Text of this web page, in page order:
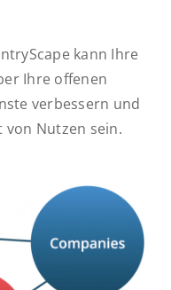
kann Ihre
Ihre offenen
verbessern und
von Nutzen sein.